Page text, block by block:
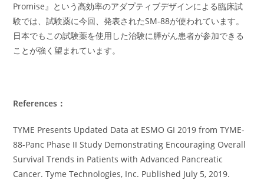
Promise』という高効率のアダプティブデザインによる臨床試
験では、試験薬に今回、発表されたSM-88が使われています。
日本でもこの試験薬を使用した治験に膵がん患者が参加できる
ことが強く望まれています。
References：
TYME Presents Updated Data at ESMO GI 2019 from TYME-
88-Panc Phase II Study Demonstrating Encouraging Overall
Survival Trends in Patients with Advanced Pancreatic
Cancer. Tyme Technologies, Inc. Published July 5, 2019.